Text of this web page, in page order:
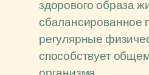
здорового образа
сбалансированное
регулярные
способствует